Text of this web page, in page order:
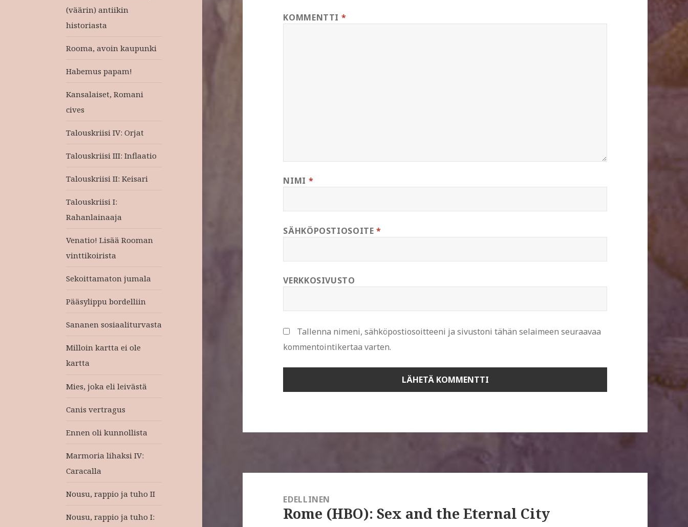
(väärin) antiikin
historiasta
Rooma, avoin kaupunki
Habemus papam!
Kansalaiset, Romani
cives
Talouskriisi IV: Orjat
Talouskriisi III: Inflaatio
Talouskriisi II: Keisari
Talouskriisi I:
Rahanlainaaja
Venatio! Lisää Rooman
vinttikoirista
Sekoittamaton jumala
Pääsylippu bordelliin
Sananen sosiaaliturvasta
Milloin kartta ei ole
kartta
Mies, joka eli leivästä
Canis vertragus
Ennen oli kunnollista
Marmoria lihaksi IV:
Caracalla
Nousu, rappio ja tuho II
Nousu, rappio ja tuho I:
KOMMENTTI *
NIMI *
SÄHKÖPOSTIOSOITE*
VERKKOSIVUSTO
Tallenna nimeni, sähköpostiosoitteeni ja sivustoni tähän selaimeen seuraavaa
kommentointikertaa varten.
EDELLINEN
Edellinen
Rome (HBO): Sex and the Eternal City